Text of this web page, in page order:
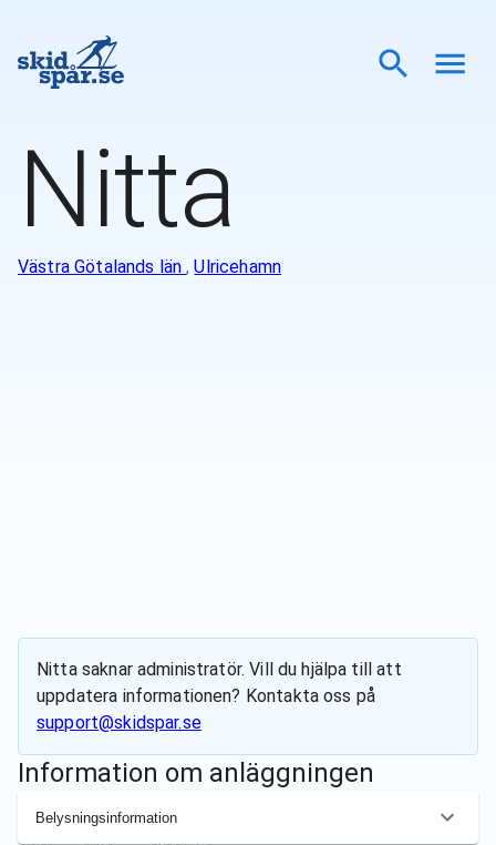
Nitta
Västra Götalands län,Ulricehamn
Nittasaknar administratör. Vill du hjälpa till att
uppdatera informationen? Kontakta oss på
support@skidspar.se
Information om anläggningen
Belysningsinformation